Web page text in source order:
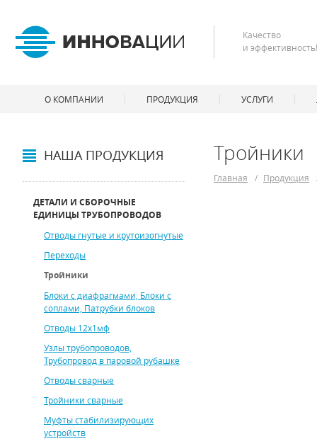
НАША ПРОДУКЦИЯ
ДЕТАЛИ И СБОРОЧНЫЕ
ЕДИНИЦЫ ТРУБОПРОВОДОВ
Отводы гнутые и крутоизогнутые
Переходы
Тройники
Блоки с диафрагмами, Блоки с
соплами, Патрубки блоков
Отводы 12х1мф
Узлы трубопроводов,
Трубопровод в паровой рубашке
Отводы сварные
Тройники сварные
Муфты стабилизирующих
устройств
Тройники
Главная / Продукция
Качество
и эффективность!
О КОМПАНИИ ПРОДУКЦИЯ УСЛУГИ